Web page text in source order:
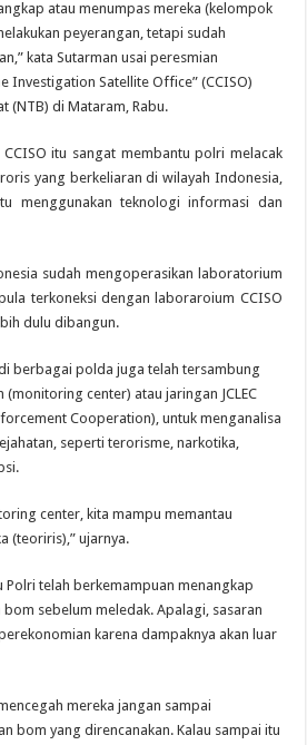
atau menumpas mereka (kelompok
peyerangan, tetapi sudah
kata Sutarman usai peresmian
Investigation Satellite Office” (CCISO)
(NTB) di Mataram, Rabu.
itu sangat membantu polri melacak
yang berkeliaran di wilayah Indonesia,
menggunakan teknologi informasi dan
sudah mengoperasikan laboratorium
terkoneksi dengan laboraroium CCISO
dulu dibangun.
berbagai polda juga telah tersambung
center) atau jaringan JCLEC
Cooperation), untuk menganalisa
seperti terorisme, narkotika,
center, kita mampu memantau
(teoriris),” ujarnya.
Polri telah berkemampuan menangkap
sebelum meledak. Apalagi, sasaran
karena dampaknya akan luar
mereka jangan sampai
bom yang direncanakan. Kalau sampai itu